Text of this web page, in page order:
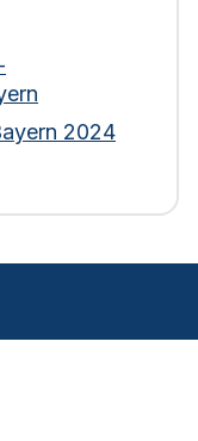
heranzieht.
wird
von 30 %
Berechnung
2024